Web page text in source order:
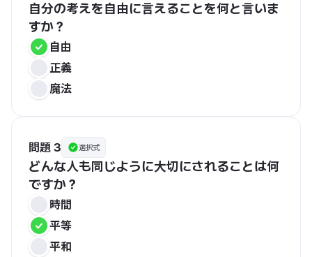
自分の考えを自由に言えることを何と言いま
すか？
自由
正義
魔法
問題 3 選択式
どんな人も同じように大切にされることは何
ですか？
時間
平等
平和